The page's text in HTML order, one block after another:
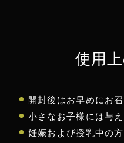
す！
使用
開封後はお早めにお
小さなお子様には与
妊娠および授乳中の